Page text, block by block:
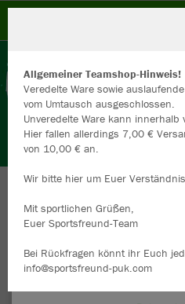
Herzlich
Allgemeiner Teamshop-Hinweis!
Veredelte Ware sowie
vom Umtausch ausgeschlossen.
Unveredelte Ware kann
Hier fallen allerdings 7,00 €
von 10,00 € an.
Wir bitte hier um Euer
Mit sportlichen Grüßen,
Euer Sportsfreund-Team
Bei Rückfragen könnt ihr Euch
info@sportsfreund-puk.com
Wir verwenden Cookies
Durch die Analyse der
zu den Cookies findest Du in den